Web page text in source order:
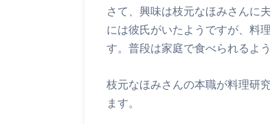
さて、興味は枝元なほみさんに
には彼氏がいたようですが、料
す。普段は家庭で食べられるよ
枝元なほみさんの本職が料理研
ます。